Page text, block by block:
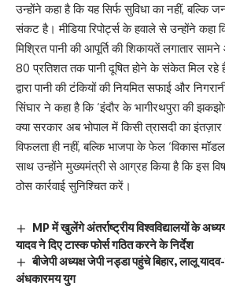
उन्होंने कहा है कि यह सिर्फ सुविधा का नहीं, बल्कि
संकट है। मीडिया रिपोर्ट्स के हवाले से उन्होंने कहा
मिश्रित पानी की आपूर्ति की शिकायतें लगातार
80 प्रतिशत तक पानी दूषित होने के संकेत मिल
द्वारा पानी की टंकियों की नियमित सफाई और
सिंघार ने कहा है कि ‘इंदौर के भागीरथपुरा की
क्या सरकार अब भोपाल में किसी त्रासदी का
विफलता ही नहीं, बल्कि भाजपा के फेल ‘विकास
साथ उन्होंने मुख्यमंत्री से आग्रह किया है कि इस
ठोस कार्रवाई सुनिश्चित करें।
MP में खुलेंगे अंतर्राष्ट्रीय विश्वविद्यालयों के
यादव ने दिए टास्क फोर्स गठित करने के निर्देश
बीजेपी अध्यक्ष जेपी नड्डा पहुंचे बिहार, लालू
अंधकारमय युग